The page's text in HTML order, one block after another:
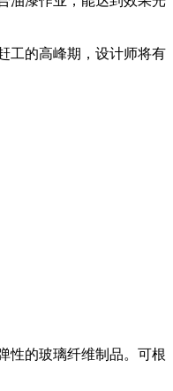
工的高峰期，设计师将有
性的玻璃纤维制品。可根